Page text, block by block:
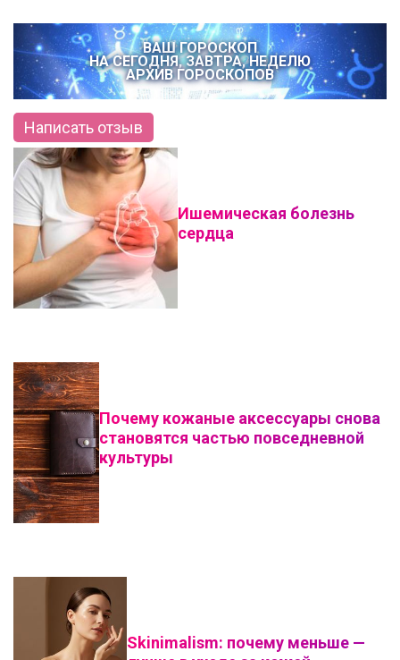
ВАШ ГОРОСКОП
НА СЕГОДНЯ, ЗАВТРА, НЕДЕЛЮ
АРХИВ ГОРОСКОПОВ
Написать отзыв
Ишемическая болезнь
сердца
Почему кожаные аксессуары снова
становятся частью повседневной
культуры
Skinimalism: почему меньше —